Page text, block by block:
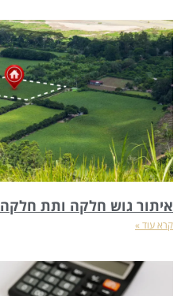
איתור גוש חלקה ותת חלקה
קרא עוד »